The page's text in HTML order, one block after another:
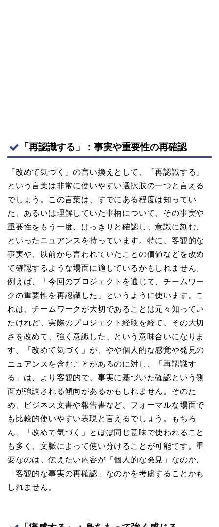
「再認識する」：事実や重要性の再確認
「改めて気づく」の言い換えとして、「再認識する」
という言葉は非常に使いやすい選択肢の一つと言える
でしょう。この言葉は、すでにある程度は知ってい
た、あるいは理解していた事柄について、その事実や
重要性をもう一度、はっきりと確認し、意識に刻む、
といったニュアンスを持っています。特に、客観的な
事実や、以前から言われていたことの価値などを改め
て確認するような場面に適しているかもしれません。
例えば、「今回のプロジェクトを通じて、チームワー
クの重要性を再認識した」というように使います。こ
れは、チームワークが大切であることは元々知ってい
たけれど、実際のプロジェクト経験を経て、その大切
さを改めて、強く意識した、という意味合いになりま
す。「改めて気づく」が、やや個人的な感覚や発見の
ニュアンスを含むことがあるのに対し、「再認識す
る」は、より客観的で、事実に基づいた確認という側
面が強調される傾向があるかもしれません。そのた
め、ビジネス文書や報告書など、フォーマルな場面で
も比較的使いやすい表現と言えるでしょう。もちろ
ん、「改めて気づく」とほぼ同じ意味で使われること
も多く、文脈によって使い分けることが可能です。重
要なのは、伝えたい内容が「個人的な発見」なのか、
「客観的な事実の再確認」なのかを考慮することかも
しれません。